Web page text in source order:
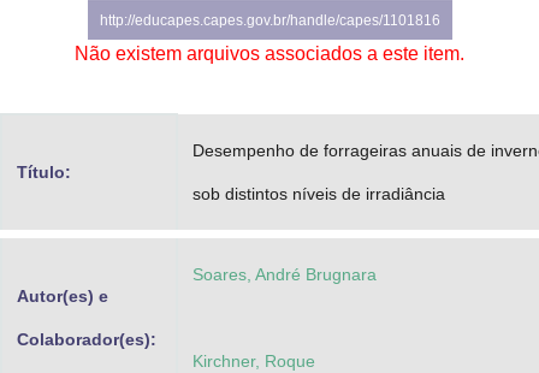
Gabinete de Segurança Institucional
http://educapes.capes.gov.br/handle/capes/1101816
Não existem arquivos associados a este item.
Título:
Desempenho de forrageiras anuais de
sob distintos níveis de irradiância
Autor(es) e
Colaborador(es):
Soares, André Brugnara
Kirchner, Roque